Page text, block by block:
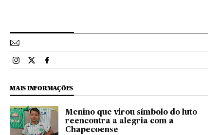
Esportes El País Brasil en Instagram
Esportes El País Brasil en Twitter
Esportes El País Brasil en Facebook
MAIS INFORMAÇÕES
Menino que virou símbolo do luto
reencontra a alegria com a
Chapecoense